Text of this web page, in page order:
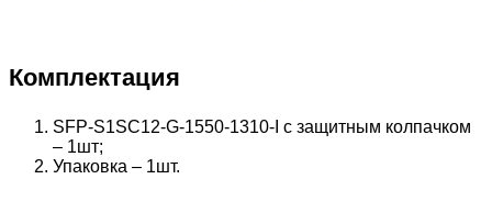
Комплектация
SFP-S1SC12-G-1550-1310-I с защитным колпачком
– 1шт;
Упаковка – 1шт.